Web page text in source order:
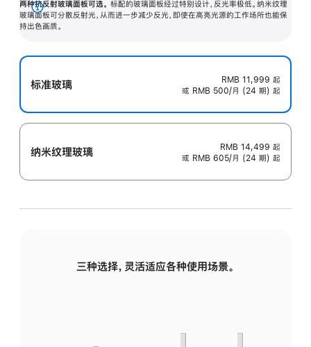
两种抗反射玻璃面板可选。 标配的玻璃面板经过特别设计，反光率极低。纳米纹理
玻璃面板可分散反射光，从而进一步减少反光，即使在高亮光源的工作场所也能保
持出色画质。
展
开
标准玻璃 RMB 11,999 起
或 RMB 500/月 (24 期) 起
纳米纹理玻璃 RMB 14,499 起
或 RMB 605/月 (24 期) 起
三种选择，灵活适应各种使用场景。